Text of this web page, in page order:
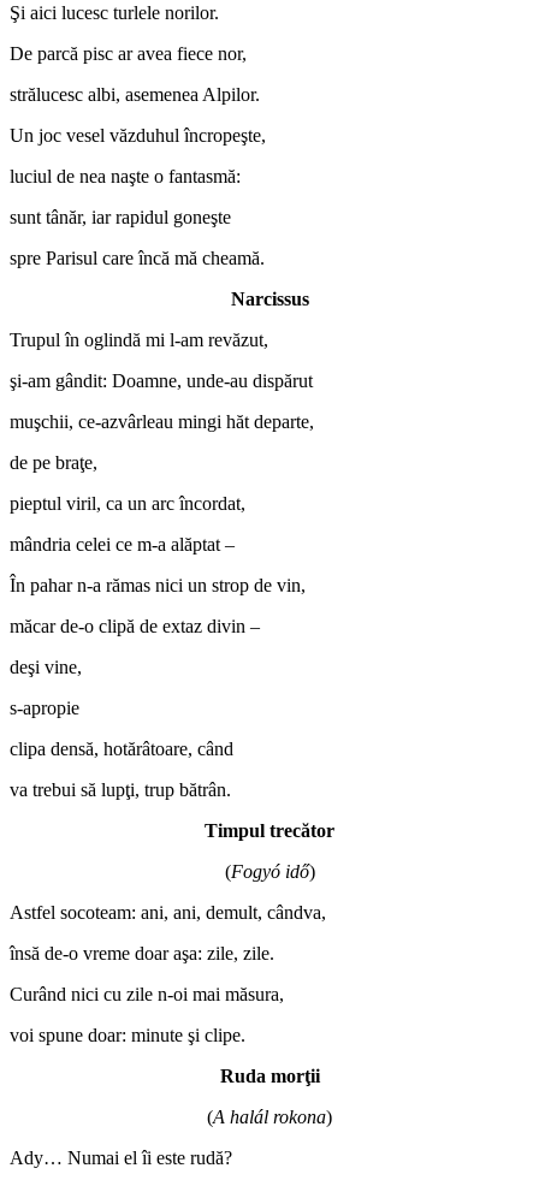
Şi aici lucesc turlele norilor.
De parcă pisc ar avea fiece nor,
strălucesc albi, asemenea Alpilor.
Un joc vesel văzduhul încropeşte,
luciul de nea naşte o fantasmă:
sunt tânăr, iar rapidul goneşte
spre Parisul care încă mă cheamă.
Narcissus
Trupul în oglindă mi l-am revăzut,
şi-am gândit: Doamne, unde-au dispărut
muşchii, ce-azvârleau mingi hăt departe,
de pe braţe,
pieptul viril, ca un arc încordat,
mândria celei ce m-a alăptat –
În pahar n-a rămas nici un strop de vin,
măcar de-o clipă de extaz divin –
deşi vine,
s-apropie
clipa densă, hotărâtoare, când
va trebui să lupţi, trup bătrân.
Timpul trecător
(Fogyó idő)
Astfel socoteam: ani, ani, demult, cândva,
însă de-o vreme doar aşa: zile, zile.
Curând nici cu zile n-oi mai măsura,
voi spune doar: minute şi clipe.
Ruda morţii
(A halál rokona)
Ady… Numai el îi este rudă?